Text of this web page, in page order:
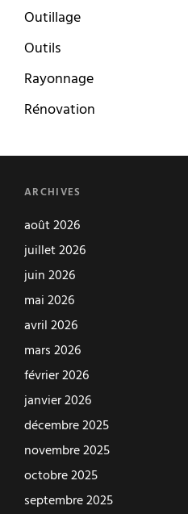
Outillage
Outils
Rayonnage
Rénovation
ARCHIVES
août 2026
juillet 2026
juin 2026
mai 2026
avril 2026
mars 2026
février 2026
janvier 2026
décembre 2025
novembre 2025
octobre 2025
septembre 2025